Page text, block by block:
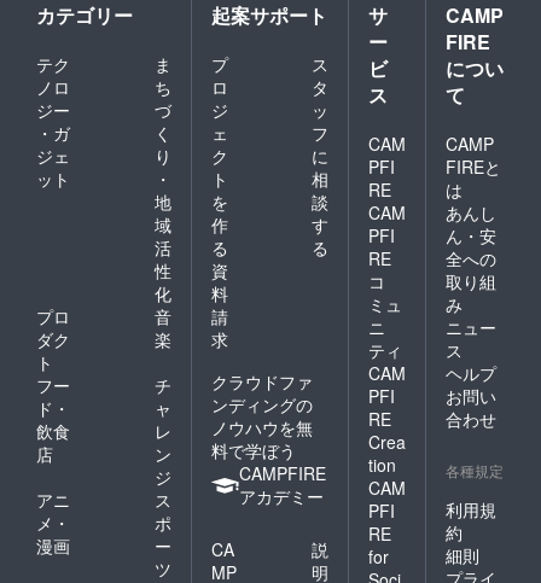
カテゴリー
テク
ノロ
ジー
・ガ
ジェ
ット
ま
ち
づ
く
り
・
地
域
活
性
化
プロ
ダク
ト
音
楽
フー
ド・
飲食
店
チ
ャ
レ
ン
ジ
アニ
メ・
漫画
ス
ポ
ー
ツ
起案サポート
プ
ロ
ジ
ェ
ク
ト
を
作
る
ス
タ
ッ
フ
に
相
談
す
る
資
料
請
求
クラウドファ
ンディングの
ノウハウを無
料で学ぼう
CAMPFIRE
アカデミー
CA
MP
説
明
サ
ー
ビ
ス
CAM
PFI
RE
CAM
PFI
RE
コ
ミュ
ニ
ティ
CAM
PFI
RE
Crea
tion
CAM
PFI
RE
for
CAMP
FIRE
につい
て
CAMP
FIREと
は
あんし
ん・安
全への
取り組
み
ニュー
ス
ヘルプ
お問い
合わせ
各種規定
利用規
約
細則